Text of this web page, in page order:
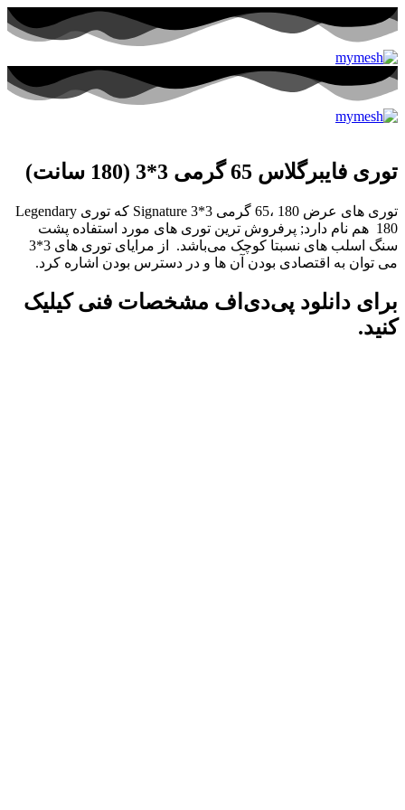
توری فایبرگلاس 65 گرمی 3*3 (180 سانت)
توری های عرض 180 ،65 گرمی 3*3 Signature که توری Legendary
180 هم نام دارد; پرفروش ترین توری های مورد استفاده پشت
سنگ اسلب های نسبتا کوچک می‌باشد. از مرایای توری های 3*3
می توان به اقتصادی بودن آن ها و در دسترس بودن اشاره کرد.
برای دانلود پی‌دی‌اف مشخصات فنی کیلیک
کنید.